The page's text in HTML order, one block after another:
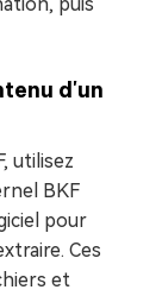
d'un
utilisez
BKF
pour
Ces
et